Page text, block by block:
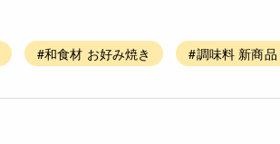
#和食材 お好み焼き #調味料 新商品